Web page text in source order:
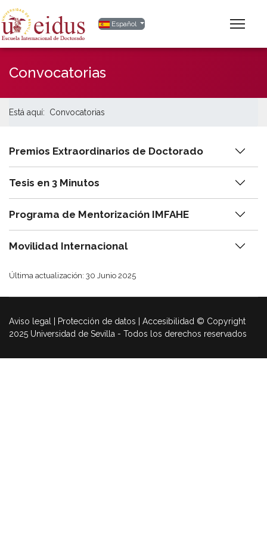
Seleccione su idioma
Español
Convocatorias
Está aquí: Convocatorias
Premios Extraordinarios de Doctorado
Tesis en 3 Minutos
Programa de Mentorización IMFAHE
Movilidad Internacional
Última actualización: 30 Junio 2025
Aviso legal | Protección de datos | Accesibilidad © Copyright
2025 Universidad de Sevilla - Todos los derechos reservados